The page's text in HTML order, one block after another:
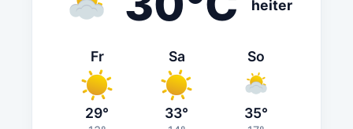
heiter
Fr
29°
Sa
33°
So
35°